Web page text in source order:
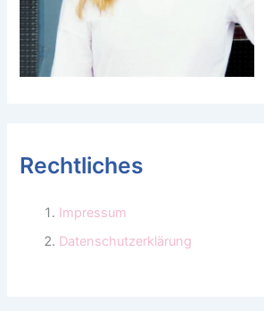
Rechtliches
Impressum
Datenschutzerklärung